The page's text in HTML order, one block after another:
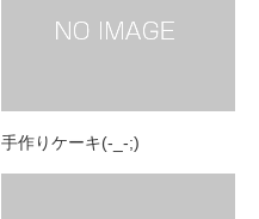
手作りケーキ(-_-;)